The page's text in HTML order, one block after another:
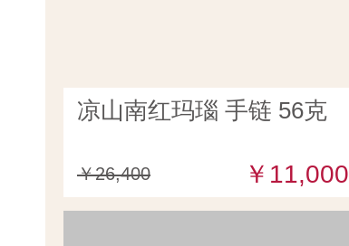
凉山南红玛瑙 手链 56克
￥26,400 ￥11,000